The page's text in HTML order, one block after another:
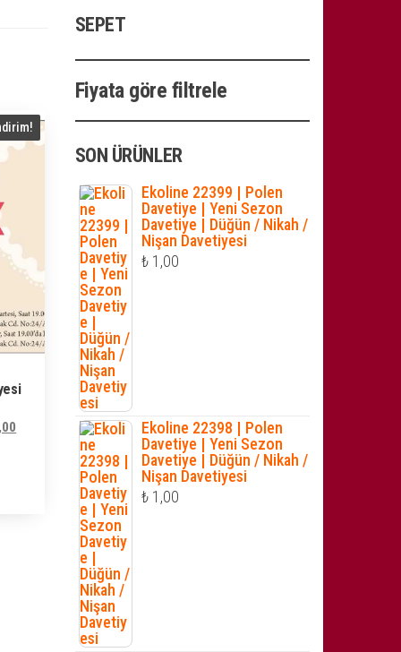
SEPET
Fiyata göre filtrele
SON ÜRÜNLER
Ekoline 22399 | Polen
Davetiye | Yeni Sezon
Davetiye | Düğün / Nikah /
Nişan Davetiyesi
₺1,00
Ekoline 22398 | Polen
Davetiye | Yeni Sezon
Davetiye | Düğün / Nikah /
Nişan Davetiyesi
₺1,00